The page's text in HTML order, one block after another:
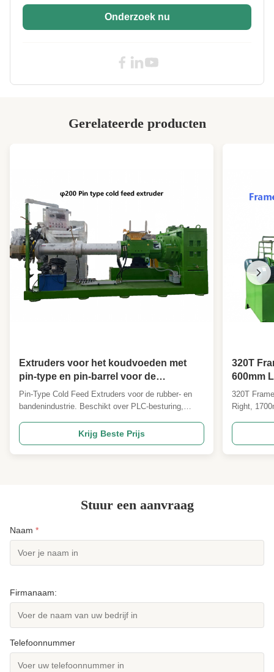
Power:
Temperature
0-400℃
Mixing Volumn: 35L/55L/75L/110L/150L
Interne rubbermixer van 75 l
Onderzoek nu
Gerelateerde producten
Extruders voor het koudvoeden met
pin-type en pin-barrel voor de
rubberplaat- en bandenloopindustrie
Pin-Type Cold Feed Extruders voor de rubber- en
bandenindustrie. Beschikt over PLC-besturing,
aanpasbare plaatformaten. Biedt superieure
slijtvastheid, efficiënt mengen, energiebesparingen
en ISO9001/CE-certificeringen voor wereldwijde
Krijg Beste Prijs
320T
600mm
en
Hot
320T
Right,
rubber
Stuur een aanvraag
Naam *
Firmanaam:
Telefoonnummer